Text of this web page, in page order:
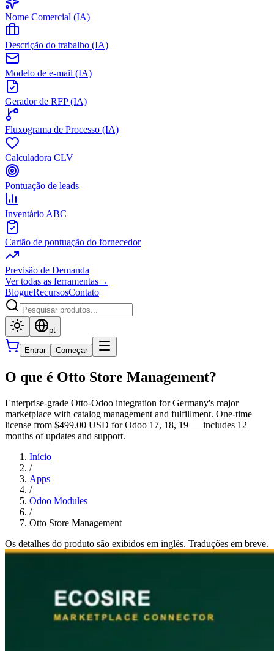
Nome Comercial (IA)
Descrição do trabalho (IA)
Modelo de e-mail (IA)
Gerador de RFP (IA)
Fluxograma de Processo (IA)
Calculadora CLV
Pontuação de leads
Inventário ABC
Cartão de pontuação do fornecedor
Previsão de Demanda
Ver todas as ferramentas→
BlogueRecursosContato
pt
Entrar Começar
O que é Otto Store Management?
Enterprise-grade Otto-Odoo integration for Germany's major
marketplace with catalog management and fulfillment. One-time
license from $499.00 USD for Odoo 17, 18, 19 — includes 12
months of updates and support.
Início
/
Apps
/
Odoo Modules
/
Otto Store Management
Os detalhes do produto são exibidos em inglês. Traduções em breve.